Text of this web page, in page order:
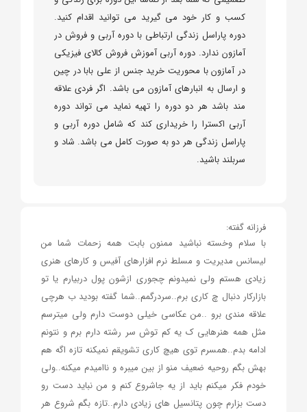
کسب و کار خود می گیرید می توانید اقدام کنید.
دوره پاراسل زندگی ارتباطی با دوره آربی و فروش در
آمازون ندارد. دوره آربی آموزش فروش کالای فیزیکی
در آمازون با محوریت خرید جنس از علی بابا در چین
و ارسال به انبارهای آمازون می باشد. اگر فردی علاقه
مند باشد هر دو دوره را تهیه نماید می تواند دوره
آربی اکسترا را خریداری کند که شامل دوره آربی و
پاراسل زندگی هر دو به صورت کامل می باشد. شاد و
سربلند باشید.
فرزانه گفته:
با سلام وخسته نباشید ممنون بابت همه زحمات شما من
لیسانس مدیریت و مسلط نرم افزارهای آفیس و کارهای هنری
زیادی هستم ولی نمیدونم چجوری ازشون پول دربیارم یا تو
بازارکار دنبال چ کاری برم..سردرگمم..شما گفته بودید ب هرچی
علاقه مندی برو ..من عکاسی خیلی دوست دارم ولی میترسم
مثل همه هنرهایی ک یه کم توش سر رشته دارم برم و نتونم
ادامه بدم..همسرم توی هیچ کاری تشویقم نمیکنه تازه اگه هم
بهش بگم روحیه ضعیف منو از بین میبره و ناامیدم میکنه..ولی
خودم فکر میکنم باید از یه جاشروع کنم و من نباید دست رو
دست بزارم چون پتانسیل های زیادی دارم..تازه بگم شروع هر